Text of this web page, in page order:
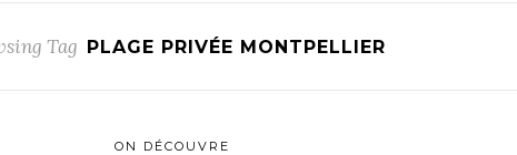
Tag PLAGE PRIVÉE MONTPELLIER
ON DÉCOUVRE